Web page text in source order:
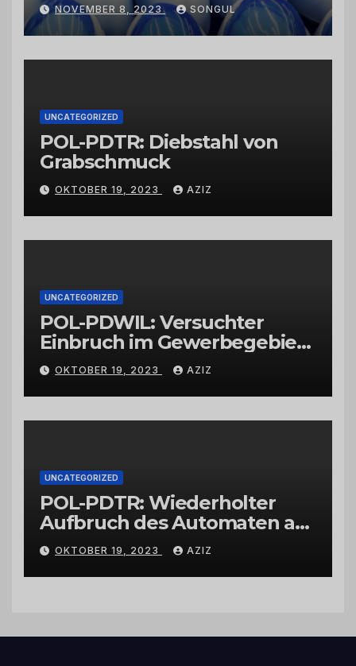
Schwarzkümmelöl von
vertrauenswürdigen
Großhändlern und Anbietern
NOVEMBER 8, 2023 SONGUL
UNCATEGORIZED
POL-PDTR: Diebstahl von
Grabschmuck
OKTOBER 19, 2023 AZIZ
UNCATEGORIZED
POL-PDWIL: Versuchter
Einbruch im Gewerbegebiet
Wittlich
OKTOBER 19, 2023 AZIZ
UNCATEGORIZED
POL-PDTR: Wiederholter
Aufbruch des Automaten am
Wohnmobilstellplatz in
Hermeskeil am Labachweg
OKTOBER 19, 2023 AZIZ